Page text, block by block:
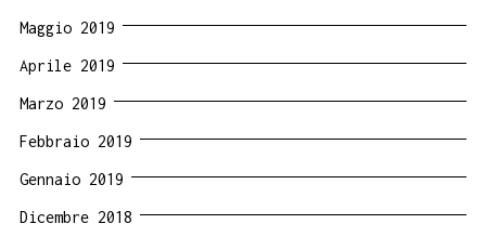
Maggio 2019
Aprile 2019
Marzo 2019
Febbraio 2019
Gennaio 2019
Dicembre 2018